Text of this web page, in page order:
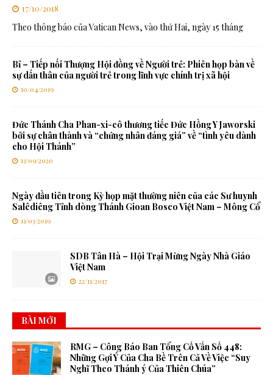
17/10/2018
Theo thông báo của Vatican News, vào thứ Hai, ngày 15 tháng
Bỉ – Tiếp nối Thượng Hội đồng về Người trẻ: Phiên họp bàn về
sự dấn thân của người trẻ trong lĩnh vực chính trị xã hội
10/04/2019
Đức Thánh Cha Phan-xi-cô thương tiếc Đức Hồng Y Jaworski
bởi sự chân thành và “chứng nhân đáng giá” về “tình yêu dành
cho Hội Thánh”
13/09/2020
Ngày đầu tiên trong Kỳ họp mặt thường niên của các Sư huynh
Salêdiêng Tỉnh dòng Thánh Gioan Bosco Việt Nam – Mông Cổ
13/03/2019
SDB Tân Hà – Hội Trại Mừng Ngày Nhà Giáo
Việt Nam
22/11/2017
BÀI MỚI
RMG – Công Báo Ban Tổng Cố Vấn Số 448:
Những Gợi Ý Của Cha Bề Trên Cả Về Việc “Suy
Nghĩ Theo Thánh ý Của Thiên Chúa”